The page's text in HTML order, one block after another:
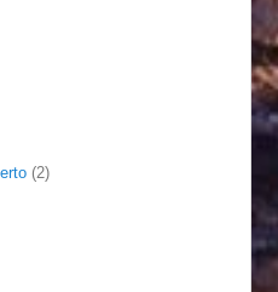
(2)